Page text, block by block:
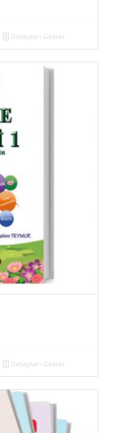
Detayları Göster
Detayları Göster